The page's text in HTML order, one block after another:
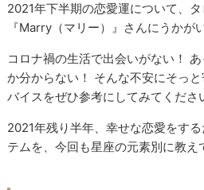
2021年下半期の恋愛運について、
『Marry（マリー）』さんにうかが
コロナ禍の生活で出会いがない！
か分からない！ そんな不安にそっ
バイスをぜひ参考にしてみてくださ
2021年残り半年、幸せな恋愛をす
テムを、今回も星座の元素別に教え